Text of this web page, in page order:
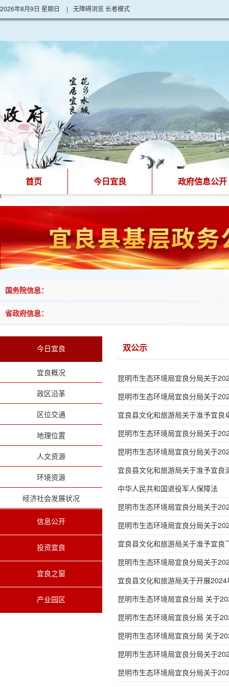
2026年8月9日 星期日 | 无障碍浏览长者模式
首页 今日宜良 政府信息公开
国务院信息：
省政府信息：
今日宜良
宜良概况
政区沿革
区位交通
地理位置
人文资源
环境资源
经济社会发展状况
信息公开
投资宜良
宜良之窗
产业园区
双公示
昆明市生态环境局宜良分局关于
昆明市生态环境局宜良分局关于
宜良县文化和旅游局关于准予宜
昆明市生态环境局宜良分局关于
昆明市生态环境局宜良分局关于
宜良县文化和旅游局关于准予宜
中华人民共和国退役军人保障法
昆明市生态环境局宜良分局关于
昆明市生态环境局宜良分局关于
宜良县文化和旅游局关于准予宜
昆明市生态环境局宜良分局关于
宜良县文化和旅游局关于开展
昆明市生态环境局宜良分局 关于
昆明市生态环境局宜良分局 关于
昆明市生态环境局宜良分局 关于
昆明市生态环境局宜良分局关于
昆明市生态环境局宜良分局关于